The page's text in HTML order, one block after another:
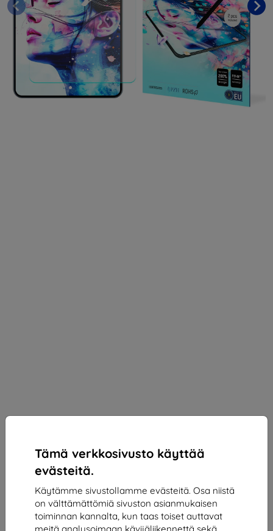
Tämä verkkosivusto käyttää
evästeitä.
Käytämme sivustollamme evästeitä. Osa niistä
on välttämättömiä sivuston asianmukaisen
toiminnan kannalta, kun taas toiset auttavat
3MK PaperFeeling Amazon Kindle Oasis 2/3, 2pcs
Protective film (5903108514941)